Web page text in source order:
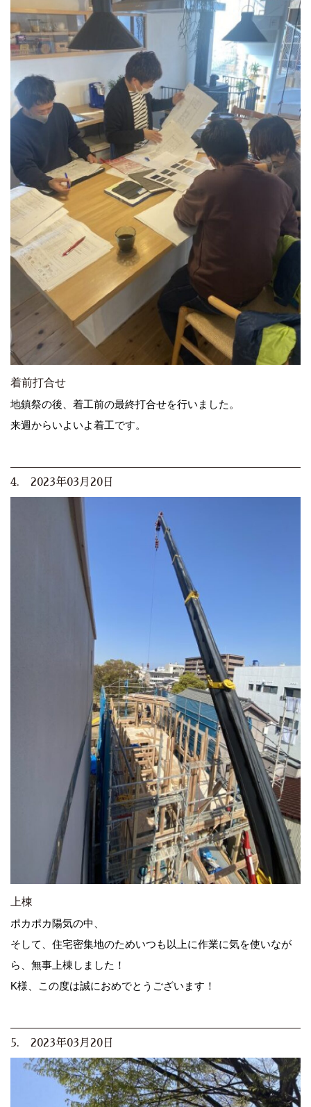
着前打合せ
地鎮祭の後、着工前の最終打合せを行いました。
来週からいよいよ着工です。
4. 2023年03月20日
上棟
ポカポカ陽気の中、
そして、住宅密集地のためいつも以上に作業に気を使いなが
ら、無事上棟しました！
K様、この度は誠におめでとうございます！
5. 2023年03月20日